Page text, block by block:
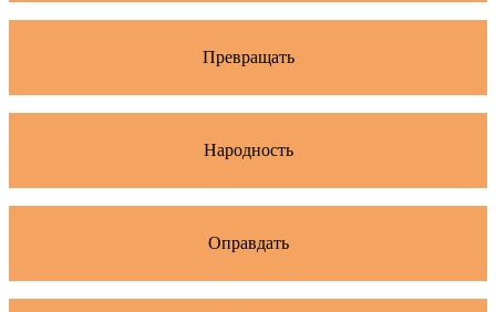
Превращать
Народность
Оправдать